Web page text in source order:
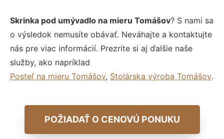
Skrinka pod umývadlo na mieru Tomášov? S nami sa
o výsledok nemusíte obávať. Neváhajte a kontaktujte
nás pre viac informácií. Prezrite si aj ďalšie naše
služby, ako napríklad
Posteľ na mieru Tomášov, Stolárska výroba Tomášov.
POŽIADAŤ O CENOVÚ PONUKU